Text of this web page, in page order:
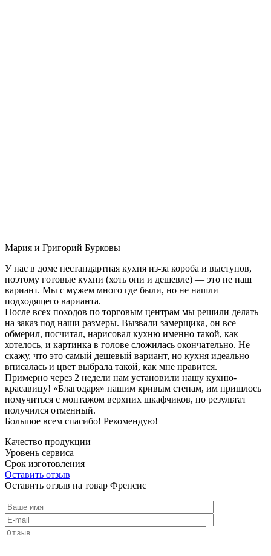
Мария и Григорий Бурковы
У нас в доме нестандартная кухня из-за короба и выступов,
поэтому готовые кухни (хоть они и дешевле) — это не наш
вариант. Мы с мужем много где были, но не нашли
подходящего варианта.
После всех походов по торговым центрам мы решили делать
на заказ под наши размеры. Вызвали замерщика, он все
обмерил, посчитал, нарисовал кухню именно такой, как
хотелось, и картинка в голове сложилась окончательно. Не
скажу, что это самый дешевый вариант, но кухня идеально
вписалась и цвет выбрала такой, как мне нравится.
Примерно через 2 недели нам установили нашу кухню-
красавицу! «Благодаря» нашим кривым стенам, им пришлось
помучиться с монтажом верхних шкафчиков, но результат
получился отменный.
Большое всем спасибо! Рекомендую!
Качество продукции
Уровень сервиса
Срок изготовления
Оставить отзыв
Оставить отзыв на товар Френсис